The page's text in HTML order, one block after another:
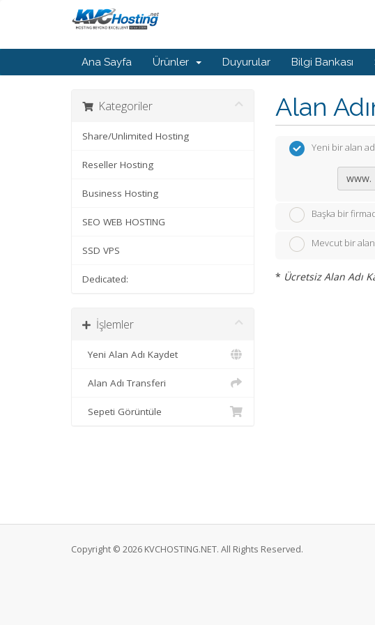
Ana Sayfa Ürünler Duyurular Bilgi Bankası
Kategoriler
Share/Unlimited Hosting
Reseller Hosting
Business Hosting
SEO WEB HOSTING
SSD VPS
Dedicated:
İşlemler
Yeni Alan Adı Kaydet
Alan Adı Transferi
Sepeti Görüntüle
Alan
Yeni bir alan
www.
Başka bir
Mevcut bir
* Ücretsiz Alan Adı
Copyright © 2026 KVCHOSTING.NET. All Rights Reserved.